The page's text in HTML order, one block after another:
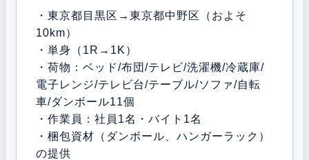
・東京都目黒区→東京都中野区（およそ
10km）
・単身（1R→1K）
・荷物：ベッド/布団/テレビ/洗濯機/冷蔵庫/
電子レンジ/テレビ台/テーブル/ソファ/自転
車/ダンボール11個
・作業員：社員1名・バイト1名
・梱包資材（ダンボール、ハンガーラック）
の提供